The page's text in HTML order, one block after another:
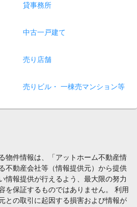
貸事務所
中古一戸建て
売り店舗
売りビル・ 一棟売マンション等
物件情報は、「アットホーム不動産情
不動産会社等（情報提供元）から提供
情報提供が行えるよう、最大限の努力
を保証するものではありません。 利用
との取引に起因する損害および情報が